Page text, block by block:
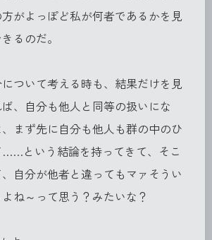
がよっぽど私が何者であるかを見
るのだ。
ついて考える時も、結果だけを見
、自分も他人と同等の扱いにな
まず先に自分も他人も群の中のひ
……という結論を持ってきて、そこ
自分が他者と違ってもマァそうい
ね～って思う？みたいな？